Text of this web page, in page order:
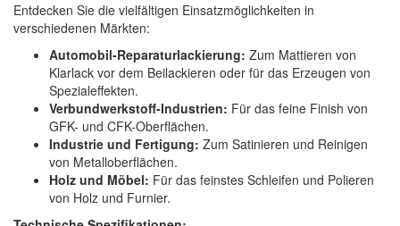
Entdecken Sie die vielfältigen Einsatzmöglichkeiten in
verschiedenen Märkten:
Automobil-Reparaturlackierung: Zum Mattieren von
Klarlack vor dem Beilackieren oder für das Erzeugen von
Spezialeffekten.
Verbundwerkstoff-Industrien: Für das feine Finish von
GFK- und CFK-Oberflächen.
Industrie und Fertigung: Zum Satinieren und Reinigen
von Metalloberflächen.
Holz und Möbel: Für das feinstes Schleifen und Polieren
von Holz und Furnier.